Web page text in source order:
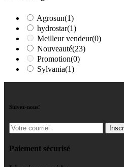
Agrosun(1)
hydrostar(1)
Meilleur vendeur(0)
Nouveauté(23)
Promotion(0)
Sylvania(1)
Suivez-nous!
Paiement sécurisé